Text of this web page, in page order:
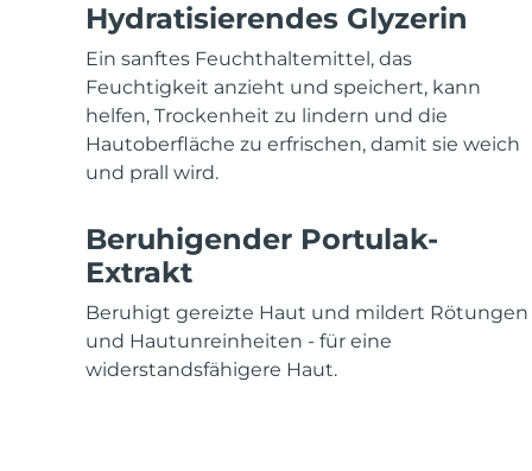
Hydratisierendes Glyzerin
Ein sanftes Feuchthaltemittel, das
Feuchtigkeit anzieht und speichert, kann
helfen, Trockenheit zu lindern und die
Hautoberfläche zu erfrischen, damit sie weich
und prall wird.
Beruhigender Portulak-
Extrakt
Beruhigt gereizte Haut und mildert Rötungen
und Hautunreinheiten - für eine
widerstandsfähigere Haut.
SCHWEDISCHE BEAUTY ROUTINE
Gesichtsreinigung
LUNA™ 4 Set
Anti-aging massage
LUNA™ 4 Plus
Massage, LED heating
BEAR™ 2 Set
Microcurrent toning
BEAR™ 2 go
Microcurrent toning on-the-go
Hydratisierung
UFO™ 3 Set
Deep facial hydration
Mundpflege
issa™ 4
Hybrid silicone sonic toothbrush